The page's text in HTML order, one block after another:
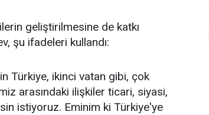
geliştirilmesine de katkı
şu ifadeleri kullandı:
Türkiye, ikinci vatan gibi, çok
arasındaki ilişkiler ticari, siyasi,
istiyoruz. Eminim ki Türkiye'ye